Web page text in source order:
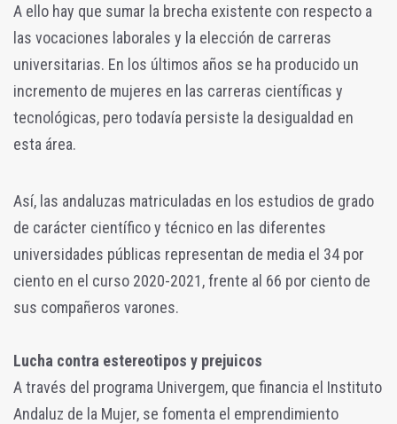
A ello hay que sumar la brecha existente con respecto a
las vocaciones laborales y la elección de carreras
universitarias. En los últimos años se ha producido un
incremento de mujeres en las carreras científicas y
tecnológicas, pero todavía persiste la desigualdad en
esta área.
Así, las andaluzas matriculadas en los estudios de grado
de carácter científico y técnico en las diferentes
universidades públicas representan de media el 34 por
ciento en el curso 2020-2021, frente al 66 por ciento de
sus compañeros varones.
Lucha contra estereotipos y prejuicos
A través del programa Univergem, que financia el Instituto
Andaluz de la Mujer, se fomenta el emprendimiento